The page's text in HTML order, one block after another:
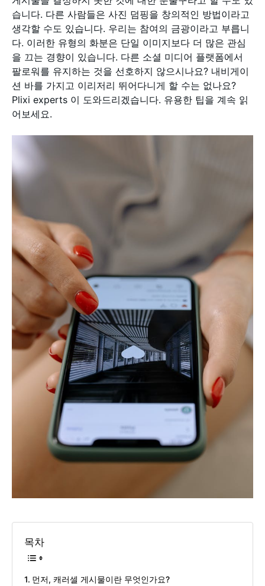
습니다. 다른 사람들은 사진 덤핑을 창의적인 방법이라고
생각할 수도 있습니다. 우리는 참여의 금광이라고 부릅니
다. 이러한 유형의 화분은 단일 이미지보다 더 많은 관심
을 끄는 경향이 있습니다. 다른 소셜 미디어 플랫폼에서
팔로워를 유지하는 것을 선호하지 않으시나요? 내비게이
션 바를 가지고 이리저리 뛰어다니게 할 수는 없나요?
Plixi experts 이 도와드리겠습니다. 유용한 팁을 계속 읽
어보세요.
목차
먼저, 캐러셀 게시물이란 무엇인가요?